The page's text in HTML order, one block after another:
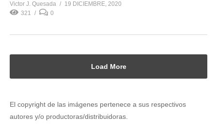
Victor J. Quesada
19 DICIEMBRE, 2020
321
0
Load More
El copyright de las imágenes pertenece a sus respectivos
autores y/o productoras/distribuidoras.